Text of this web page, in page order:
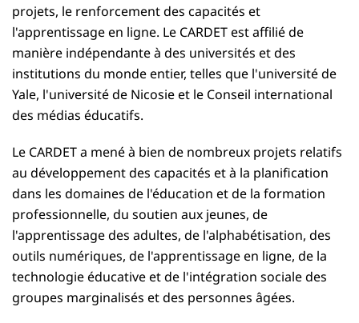
projets, le renforcement des capacités et
l'apprentissage en ligne. Le CARDET est affilié de
manière indépendante à des universités et des
institutions du monde entier, telles que l'université de
Yale, l'université de Nicosie et le Conseil international
des médias éducatifs.
Le CARDET a mené à bien de nombreux projets relatifs
au développement des capacités et à la planification
dans les domaines de l'éducation et de la formation
professionnelle, du soutien aux jeunes, de
l'apprentissage des adultes, de l'alphabétisation, des
outils numériques, de l'apprentissage en ligne, de la
technologie éducative et de l'intégration sociale des
groupes marginalisés et des personnes âgées.